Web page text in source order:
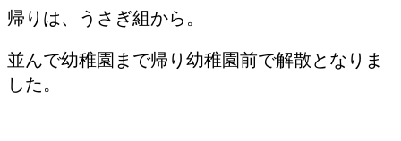
帰りは、うさぎ組から。
並んで幼稚園まで帰り幼稚園前で解散となりま
した。